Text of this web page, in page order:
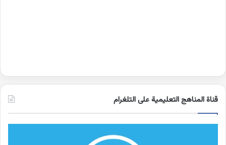
قناة المناهج التعليمية على التلغرام